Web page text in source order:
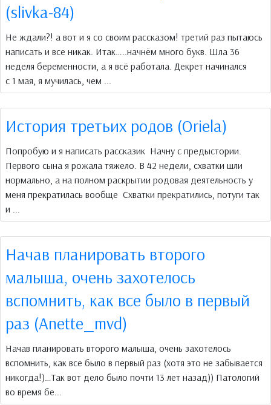
(slivka-84)
Не ждали?! а вот и я со своим рассказом! третий раз пытаюсь
написать и все никак. Итак…..начнём много букв. Шла 36
неделя беременности, а я всё работала. Декрет начинался
с 1 мая, я мучилась, чем ...
История третьих родов (Oriela)
Попробую и я написать рассказик Начну с предыстории.
Первого сына я рожала тяжело. В 42 недели, схватки шли
нормально, а на полном раскрытии родовая деятельность у
меня прекратилась вообще Схватки прекратились, потуги так
и ...
Начав планировать второго
малыша, очень захотелось
вспомнить, как все было в первый
раз (Anette_mvd)
Начав планировать второго малыша, очень захотелось
вспомнить, как все было в первый раз (хотя это не забывается
никогда!)…Так вот дело было почти 13 лет назад)) Патологий
во время бе...